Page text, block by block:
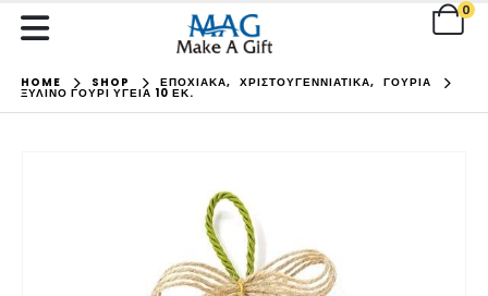
0
HOME SHOP ΕΠΟΧΙΑΚΑ, ΧΡΙΣΤΟΥΓΕΝΝΙΑΤΙΚΑ, ΓΟΥΡΙΑ
ΞΎΛΙΝΟ ΓΟΎΡΙ ΥΓΕΊΑ 10 ΕΚ.